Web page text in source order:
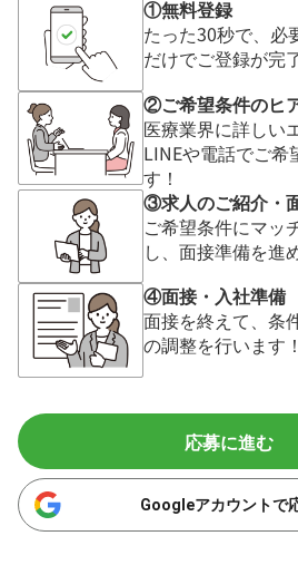
①無料登録
たった30秒で、必
だけでご登録が完
②ご希望条件のヒ
医療業界に詳しい
LINEや電話でご希
す！
③求人のご紹介・
ご希望条件にマッ
し、面接準備を進
④面接・入社準備
面接を終えて、条
の調整を行います！
応募に進む
Googleアカウントで